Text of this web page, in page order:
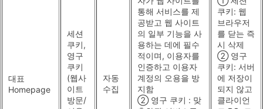
대표
Homepage
세션
쿠키,
영구
쿠키
(웹사
이트
방문/
자동
수집
통해 서비스를 제
공받고 웹 사이트
의 일부 기능을 사
용하는 데에 필수
적이며, 이용자를
인증하고 이용자
계정의 오용을 방
지함
② 영구 쿠키 : 맞
쿠키: 웹
브라우저
를 닫는 즉
시 삭제
② 영구
쿠키: 서버
에 저장이
되지 않고
클라이언